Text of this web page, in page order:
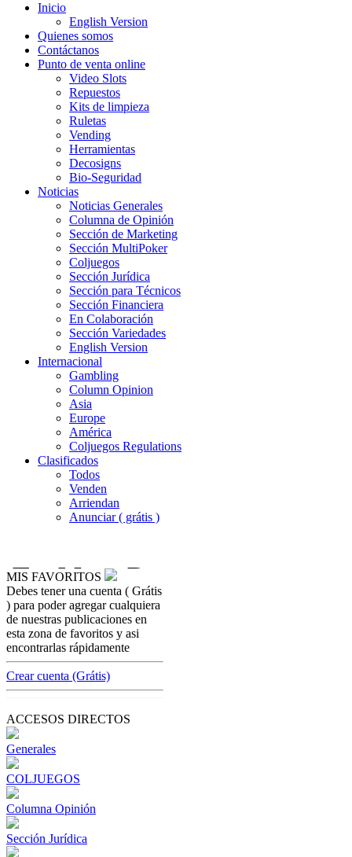
Inicio
English Version
Quienes somos
Contáctanos
Punto de venta online
Video Slots
Repuestos
Kits de limpieza
Ruletas
Vending
Herramientas
Decosigns
Bio-Seguridad
Noticias
Noticias Generales
Columna de Opinión
Sección de Marketing
Sección MultiPoker
Coljuegos
Sección Jurídica
Sección para Técnicos
Sección Financiera
En Colaboración
Sección Variedades
English Version
Internacional
Gambling
Column Opinion
Asia
Europe
América
Coljuegos Regulations
Clasificados
Todos
Venden
Arriendan
Anunciar ( grátis )
coljuegoseice
Coljuegos propone modificaciones para
licitación del Baloto 2027
[ Cerrar X ]
Advertisement
MIS FAVORITOS
Debes tener una cuenta ( Grátis
) para poder agregar cualquiera
de nuestras publicaciones en
esta zona de favoritos y asi
encontrarlas rápidamente
Crear cuenta (Grátis)
ACCESOS DIRECTOS
Generales
COLJUEGOS
Columna Opinión
Sección Jurídica